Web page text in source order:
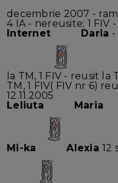
decembrie 2007 -
4 IA - nereusite; 1 FIV
Internet
Daria -
la TM, 1 FIV - reusit
TM, 1 FIV( FIV nr 6)
12.11.2005
Leliuta
Maria
Mi-ka Alexia12